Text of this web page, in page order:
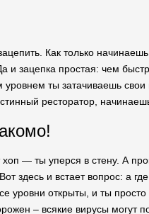
Как только
и зацепка простая: чем
ты затачиваешь
ресторатор,
— ты уперся в стену. А
здесь и встает вопрос: а
уровни открыты, и ты
– всякие вирусы могут